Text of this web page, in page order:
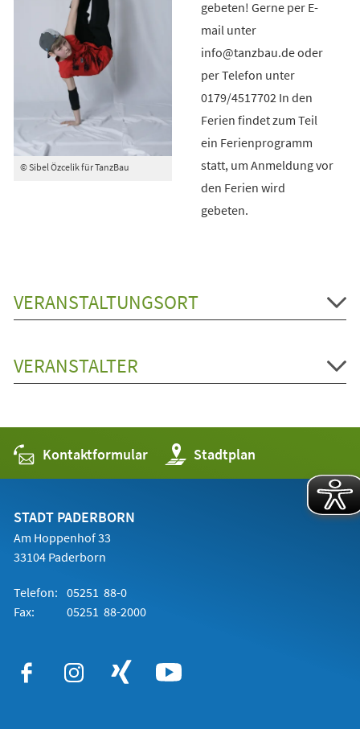
© Sibel Özcelik für TanzBau
gebeten! Gerne per E-
mail unter
info@tanzbau.de oder
per Telefon unter
0179/4517702 In den
Ferien findet zum Teil
ein Ferienprogramm
statt, um Anmeldung vor
den Ferien wird
gebeten.
VERANSTALTUNGSORT
VERANSTALTER
Kontaktformular Stadtplan
(Öffnet
in
einem
STADT PADERBORN
Am Hoppenhof 33
33104 Paderborn
Telefon: 05251 88-0
Fax:
05251 88-2000